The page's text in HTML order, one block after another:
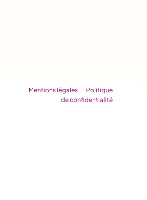
Mentions légales
Politique
de confidentialité